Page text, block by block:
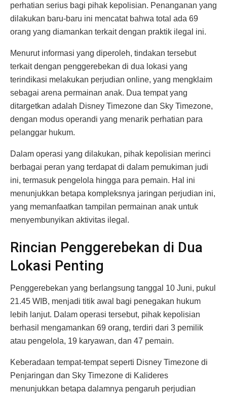
perhatian serius bagi pihak kepolisian. Penanganan yang
dilakukan baru-baru ini mencatat bahwa total ada 69
orang yang diamankan terkait dengan praktik ilegal ini.
Menurut informasi yang diperoleh, tindakan tersebut
terkait dengan penggerebekan di dua lokasi yang
terindikasi melakukan perjudian online, yang mengklaim
sebagai arena permainan anak. Dua tempat yang
ditargetkan adalah Disney Timezone dan Sky Timezone,
dengan modus operandi yang menarik perhatian para
pelanggar hukum.
Dalam operasi yang dilakukan, pihak kepolisian merinci
berbagai peran yang terdapat di dalam pemukiman judi
ini, termasuk pengelola hingga para pemain. Hal ini
menunjukkan betapa kompleksnya jaringan perjudian ini,
yang memanfaatkan tampilan permainan anak untuk
menyembunyikan aktivitas ilegal.
Rincian Penggerebekan di Dua
Lokasi Penting
Penggerebekan yang berlangsung tanggal 10 Juni, pukul
21.45 WIB, menjadi titik awal bagi penegakan hukum
lebih lanjut. Dalam operasi tersebut, pihak kepolisian
berhasil mengamankan 69 orang, terdiri dari 3 pemilik
atau pengelola, 19 karyawan, dan 47 pemain.
Keberadaan tempat-tempat seperti Disney Timezone di
Penjaringan dan Sky Timezone di Kalideres
menunjukkan betapa dalamnya pengaruh perjudian